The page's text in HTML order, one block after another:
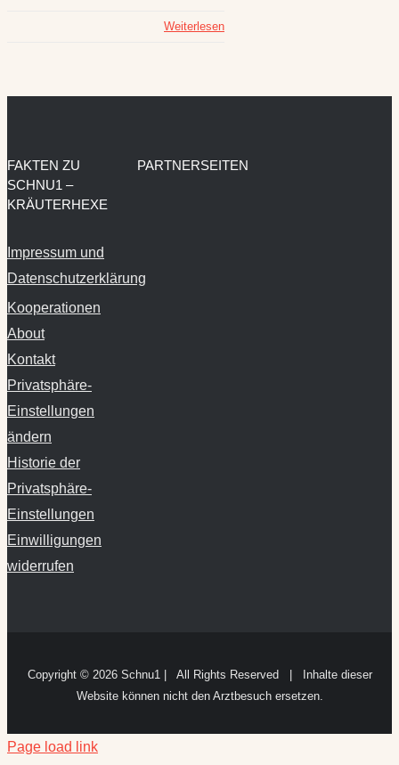
Weiterlesen
FAKTEN ZU
SCHNU1 –
KRÄUTERHEXE
Impressum und
Datenschutzerklärung
Kooperationen
About
Kontakt
Privatsphäre-
Einstellungen
ändern
Historie der
Privatsphäre-
Einstellungen
Einwilligungen
widerrufen
PARTNERSEITEN
Copyright © 2026 Schnu1 | All Rights Reserved | Inhalte dieser
Website können nicht den Arztbesuch ersetzen.
Page load link